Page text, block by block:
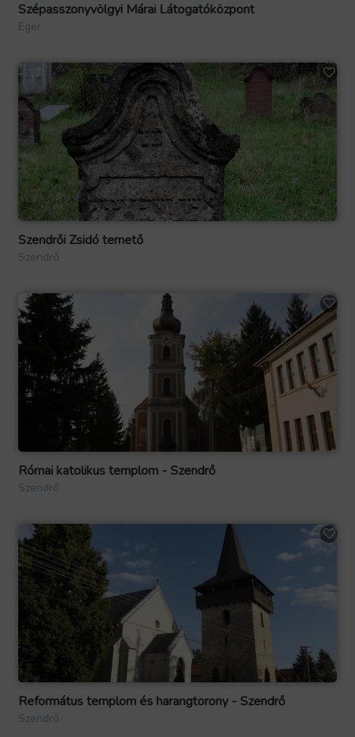
Szépasszonyvölgyi Márai Látogatóközpont
Eger
Szendrői Zsidó temető
Szendrő
Római katolikus templom - Szendrő
Szendrő
Református templom és harangtorony - Szendrő
Szendrő